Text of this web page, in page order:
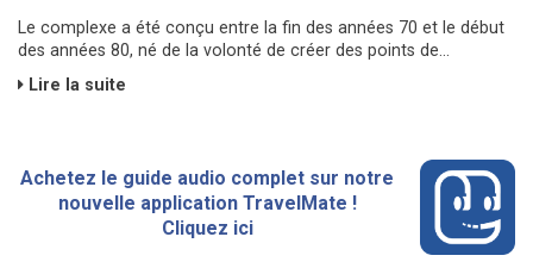
Le complexe a été conçu entre la fin des années 70 et le début
des années 80, né de la volonté de créer des points de...
Lire la suite
Achetez le guide audio complet sur notre
nouvelle application TravelMate !
Cliquez ici